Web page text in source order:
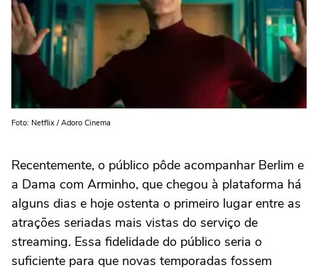
Foto: Netflix / Adoro Cinema
Recentemente, o público pôde acompanhar Berlim e
a Dama com Arminho, que chegou à plataforma há
alguns dias e hoje ostenta o primeiro lugar entre as
atrações seriadas mais vistas do serviço de
streaming. Essa fidelidade do público seria o
suficiente para que novas temporadas fossem